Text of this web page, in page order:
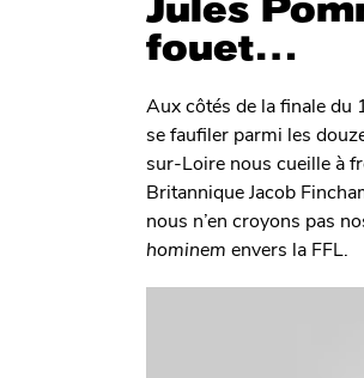
fouet…
Aux côtés de la finale du
se faufiler parmi les
sur-Loire nous cueille à
Britannique Jacob
nous n’en croyons pas
hominem envers la FFL.